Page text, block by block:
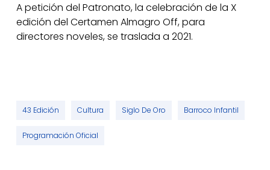
A petición del Patronato, la celebración de la X
edición del Certamen Almagro Off, para
directores noveles, se traslada a 2021.
43 Edición Cultura Siglo De Oro Barroco Infantil
Programación Oficial